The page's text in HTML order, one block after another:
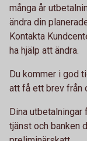
många år
ändra din
Kontakta
ha hjälp att ändra.
Du kommer i god
att få ett brev från
Dina
tjänst och banken